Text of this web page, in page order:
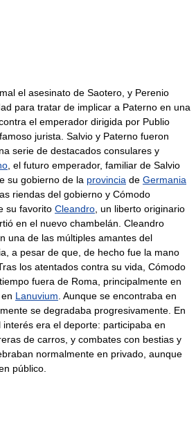
el asesinato de Saotero, y Perenio
para tratar de implicar a Paterno en una
el emperador dirigida por Publio
jurista. Salvio y Paterno fueron
serie de destacados consulares y
, el futuro emperador, familiar de Salvio
su gobierno de la provincia de Germania
riendas del gobierno y Cómodo
su favorito Cleandro , un liberto originario
en el nuevo chambelán. Cleandro
una de las múltiples amantes del
a pesar de que, de hecho fue la mano
los atentados contra su vida, Cómodo
fuera de Roma, principalmente en
Lanuvium . Aunque se encontraba en
se degradaba progresivamente. En
era el deporte: participaba en
de carros, y combates con bestias y
normalmente en privado, aunque
público.